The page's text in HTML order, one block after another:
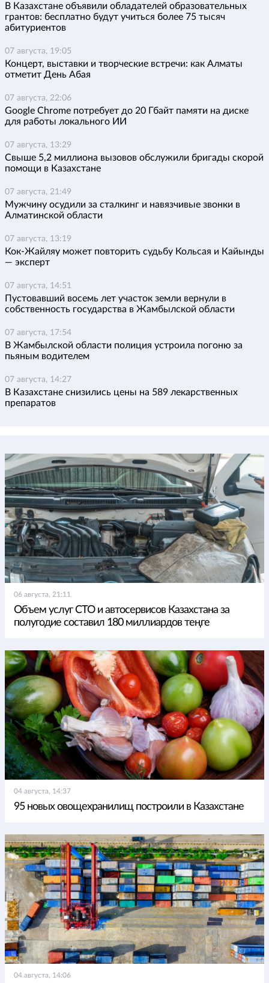
В Казахстане объявили обладателей образовательных
грантов: бесплатно будут учиться более 75 тысяч
абитуриентов
07 августа, 19:05
Концерт, выставки и творческие встречи: как Алматы
отметит День Абая
07 августа, 22:06
Google Chrome потребует до 20 Гбайт памяти на диске
для работы локального ИИ
07 августа, 13:29
Свыше 5,2 миллиона вызовов обслужили бригады скорой
помощи в Казахстане
07 августа, 21:49
Мужчину осудили за сталкинг и навязчивые звонки в
Алматинской области
07 августа, 13:19
Кок-Жайляу может повторить судьбу Кольсая и Кайынды
— эксперт
07 августа, 14:51
Пустовавший восемь лет участок земли вернули в
собственность государства в Жамбылской области
07 августа, 17:54
В Жамбылской области полиция устроила погоню за
пьяным водителем
07 августа, 14:27
В Казахстане снизились цены на 589 лекарственных
препаратов
06 августа, 21:11
Объем услуг СТО и автосервисов Казахстана за
полугодие составил 180 миллиардов теңге
04 августа, 14:37
95 новых овощехранилищ построили в Казахстане
04 августа, 14:06